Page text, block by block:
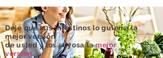
Deje que sus intestinos lo guíen a la
mejor versión
de usted y los suyosa lamejor
versión